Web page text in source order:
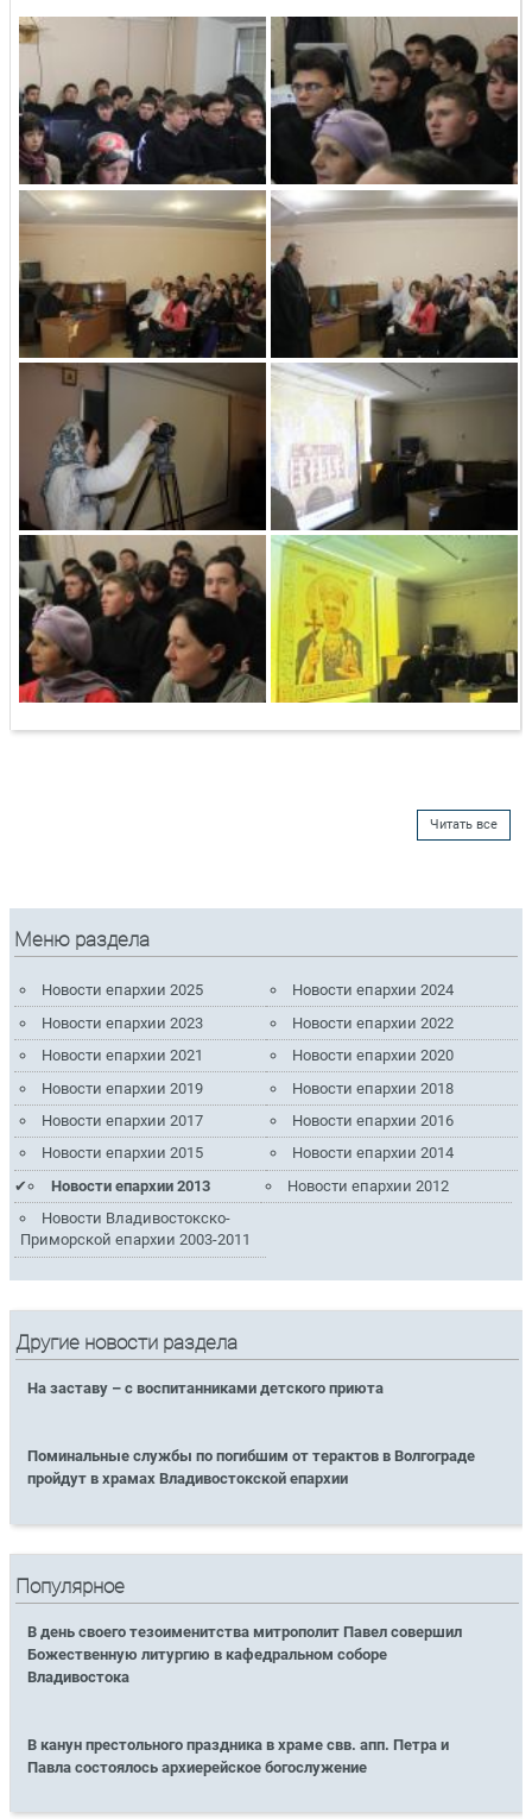
Читать все
Меню раздела
Новости епархии 2025
Новости епархии 2024
Новости епархии 2023
Новости епархии 2022
Новости епархии 2021
Новости епархии 2020
Новости епархии 2019
Новости епархии 2018
Новости епархии 2017
Новости епархии 2016
Новости епархии 2015
Новости епархии 2014
Новости епархии 2013
Новости епархии 2012
Новости Владивостокско-
Приморской епархии 2003-2011
Другие новости раздела
На заставу – с воспитанниками детского приюта
Поминальные службы по погибшим от терактов в Волгограде
пройдут в храмах Владивостокской епархии
Популярное
В день своего тезоименитства митрополит Павел совершил
Божественную литургию в кафедральном соборе
Владивостока
В канун престольного праздника в храме свв. апп. Петра и
Павла состоялось архиерейское богослужение